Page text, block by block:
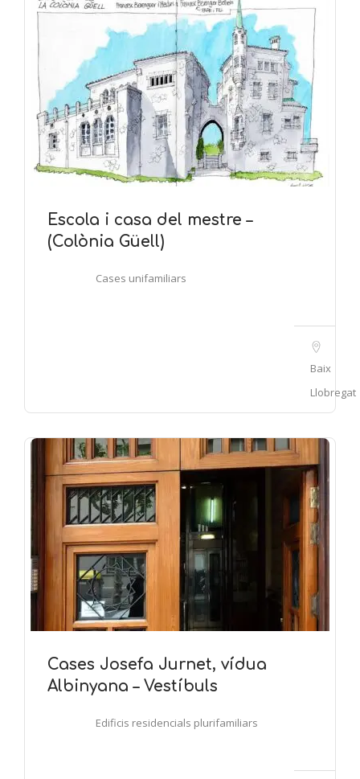
Escola i casa del mestre –
(Colònia Güell)
Cases unifamiliars
Baix
Llobregat
Cases Josefa Jurnet, vídua
Albinyana – Vestíbuls
Edificis residencials plurifamiliars